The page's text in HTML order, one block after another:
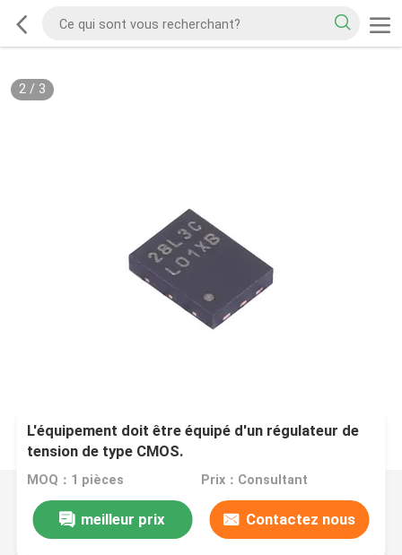
2/ 3
L'équipement doit être équipé d'un régulateur de
tension de type CMOS.
MOQ：1 pièces Prix：Consultant
meilleur prix Contactez nous